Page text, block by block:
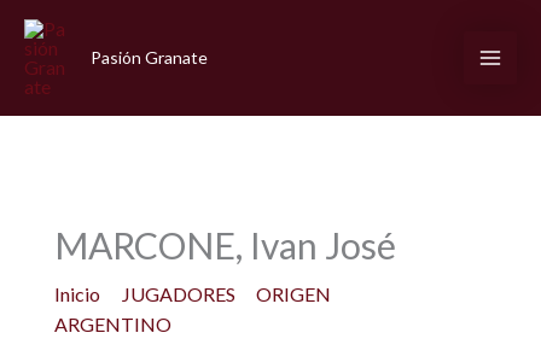
contenido
Pasión Granate
MARCONE, Ivan José
Inicio JUGADORES
ORIGEN
ARGENTINO